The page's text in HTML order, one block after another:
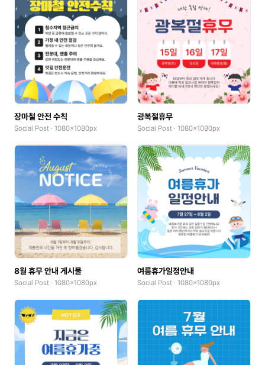
장마철 안전 수칙
Social Post · 1080x1080px
광복절휴무
Social Post · 1080x1080px
8월 휴무 안내 게시물
Social Post · 1080x1080px
여름휴가일정안내
Social Post · 1080x1080px